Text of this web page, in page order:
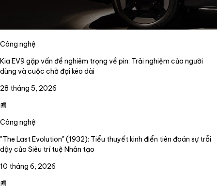
Công nghệ
Kia EV9 gặp vấn đề nghiêm trọng về pin: Trải nghiệm của người
dùng và cuộc chờ đợi kéo dài
28 tháng 5, 2026
📰
Công nghệ
"The Last Evolution" (1932): Tiểu thuyết kinh điển tiên đoán sự trỗi
dậy của Siêu trí tuệ Nhân tạo
10 tháng 6, 2026
📰